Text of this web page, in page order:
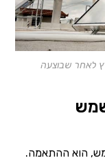
לאחר שבוצעה
הוא ההתאמה.